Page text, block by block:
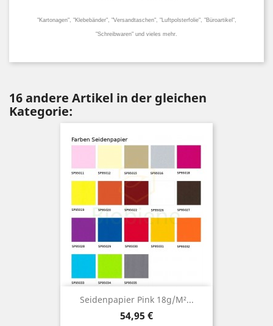
"Kartonagen", "Klebebänder", "Versandtaschen", "Luftpolsterfolie", "Büroartikel",
"Schreibwaren" und vieles mehr.
16 andere Artikel in der gleichen
Kategorie:
Seidenpapier Pink 18g/m²...
Preis
54,95 €